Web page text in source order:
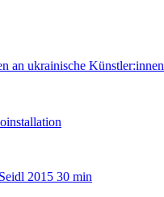
an ukrainische Künstler:innen
2015 30 min